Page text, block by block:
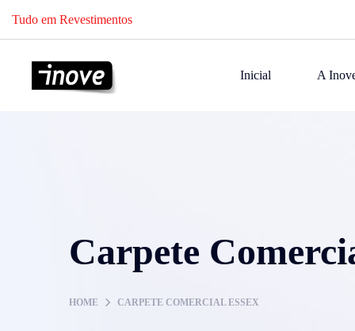
Tudo em Revestimentos
Inicial A
Carpete
HOME CARPETE COMERCIAL ESSEX